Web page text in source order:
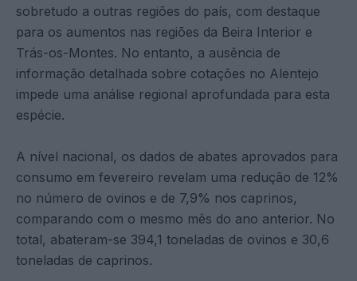
sobretudo a outras regiões do país, com destaque
para os aumentos nas regiões da Beira Interior e
Trás-os-Montes. No entanto, a ausência de
informação detalhada sobre cotações no Alentejo
impede uma análise regional aprofundada para esta
espécie.
A nível nacional, os dados de abates aprovados para
consumo em fevereiro revelam uma redução de 12%
no número de ovinos e de 7,9% nos caprinos,
comparando com o mesmo mês do ano anterior. No
total, abateram-se 394,1 toneladas de ovinos e 30,6
toneladas de caprinos.